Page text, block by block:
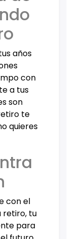
años
con
a tus
son
te
quieres
con el
retiro, tu
para